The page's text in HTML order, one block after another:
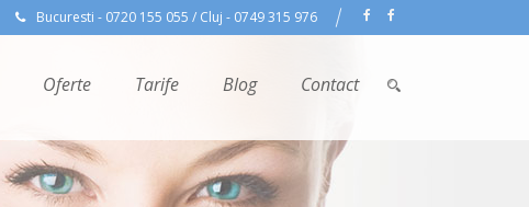
Bucuresti - 0720 155 055 / Cluj - 0749 315 976
Oferte Tarife Blog Contact